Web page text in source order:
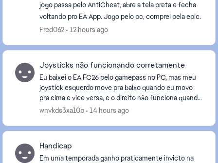
jogo passa pelo AntiCheat, abre a tela preta e fecha
voltando pro EA App. Jogo pelo pc, comprei pela epic.
Fred062
12 hours ago
Joysticks não funcionando corretamente
Eu baixei o EA FC26 pelo gamepass no PC, mas meu
joystick esquerdo move pra baixo quando eu movo
pra cima e vice versa, e o direito não funciona quando
eu movo pro lado e quando eu movo pra cima e pr...
wnvkds3xa10b 14 hours ago
Handicap
Em uma temporada ganho praticamente invicto na